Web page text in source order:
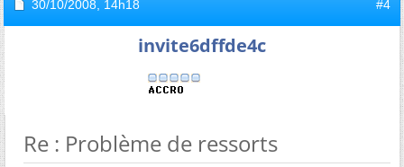
30/10/2008, 14h18 #4
invite6dffde4c
Re : Problème de ressorts